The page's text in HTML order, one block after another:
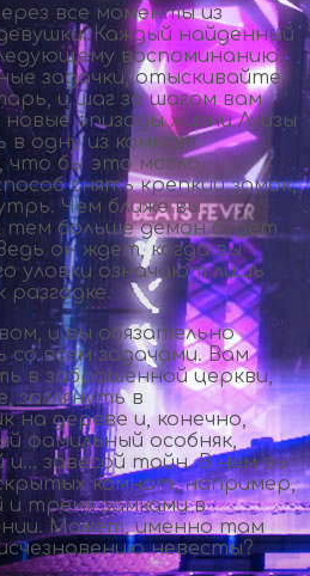
все моменты из
Каждый найденный
воспоминанию.
задачки, отыскивайте
и шаг за шагом вам
эпизоды жизни Луизы
в одну из комнат
что бы это могло
снять крепкий замок,
Чем ближе вы
тем больше демон будет
он ждет, когда вы
уловки означают лишь
разгадке.
и вы обязательно
со всем задачами. Вам
в заброшенной церкви,
заглянуть в
на дереве и, конечно,
фамильный особняк,
завесой тайн. В нем вы
комнат, например,
и тремя замками в
Может, именно там
невесты?